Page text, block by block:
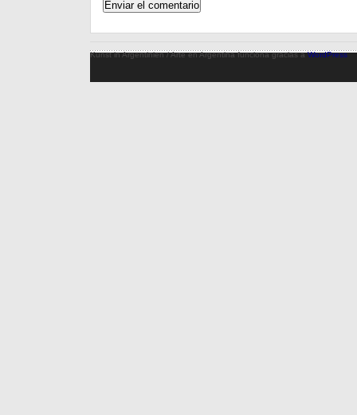
Kunst in Argentinien / Arte en Argentina funciona gracias aWordPress